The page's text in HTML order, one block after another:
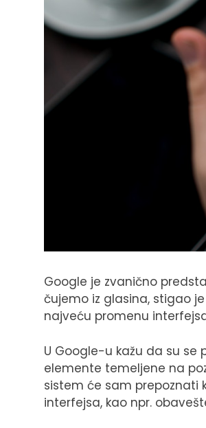
Google je zvanično
čujemo iz glasina, stigao
najveću promenu
U Google-u kažu da su se
elemente temeljene na
sistem će sam prepoznati
interfejsa, kao npr.